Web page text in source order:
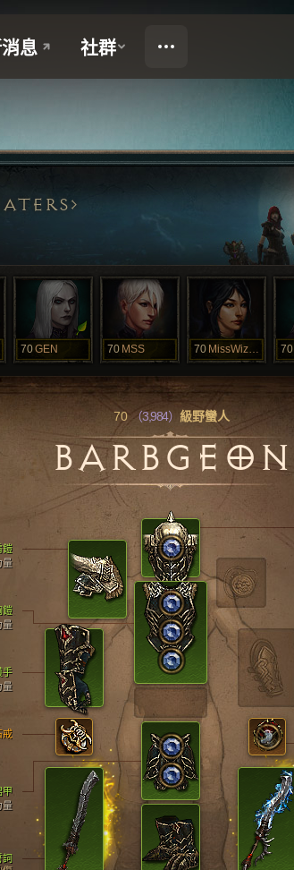
70GEN 70 MSS 70 MissWizzyTwo 70
70 （3,984） 級野蠻人
BARBGEON
鎧
量
手
量
鎧
量
甲
量
詞
戒